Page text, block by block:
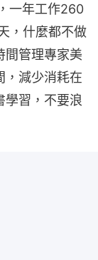
一年工作260
，什麼都不做
間管理專家美
，減少消耗在
學習，不要浪